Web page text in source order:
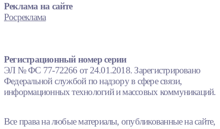
Реклама на сайте
Росреклама
Регистрационный номер серии
ЭЛ № ФС 77-72266 от 24.01.2018. Зарегистрировано
Федеральной службой по надзору в сфере связи,
информационных технологий и массовых коммуникаций.
Все права на любые материалы, опубликованные на сайте,